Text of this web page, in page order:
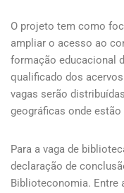
O projeto tem como
ampliar o acesso ao
formação educacional
qualificado dos
vagas serão
geográficas onde
Para a vaga de
declaração de
Biblioteconomia. Entre